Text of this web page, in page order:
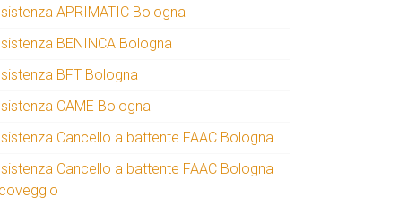
APRIMATIC Bologna
BENINCA Bologna
BFT Bologna
CAME Bologna
Cancello a battente FAAC Bologna
Cancello a battente FAAC Bologna